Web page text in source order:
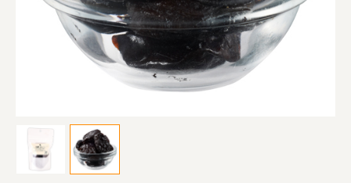
お問い合わせ 放射性物質への対応
会社概要 採用情報
業務用卸 SDGsへの取り組み